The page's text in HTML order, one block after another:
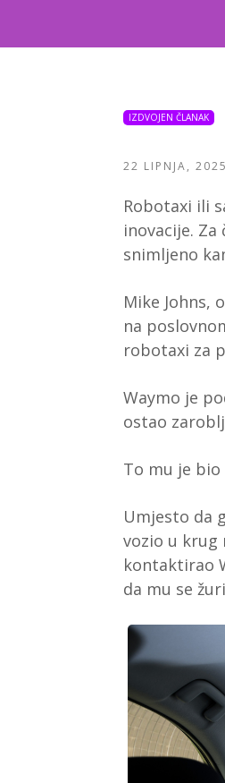
IZDVOJEN ČLANAK
22 LIPNJA, 2025
Robotaxi ili
inovacije.
snimljeno
Mike Johns,
na
robotaxi za
Waymo je
ostao
To mu je
Umjesto da
vozio u krug
kontaktirao
da mu se